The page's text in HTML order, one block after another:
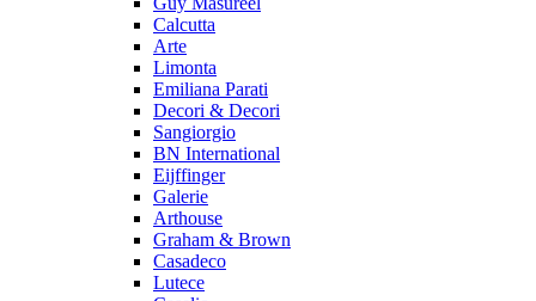
Calcutta
Arte
Limonta
Emiliana Parati
Decori & Decori
Sangiorgio
BN International
Eijffinger
Galerie
Arthouse
Graham & Brown
Casadeco
Lutece